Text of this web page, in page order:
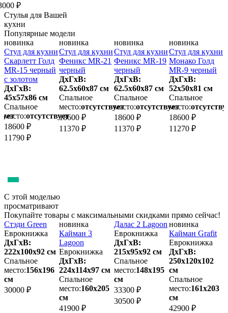
₽
Стулья для Вашей
кухни
Популярные модели
новинка
Стул для кухни
Скарлетт Голд
MR-15 черный
с золотом
ДхГхВ:
45х57x86 см
Спальное
место:отсутствует
18600 ₽
11790 ₽
новинка
Стул для кухни
Феникс MR-21
черный
ДхГхВ:
62.5х60x87 см
Спальное
место:отсутствует
18600 ₽
11370 ₽
новинка
Стул для кухни
Феникс MR-19
черный
ДхГхВ:
62.5х60x87 см
Спальное
место:отсутствует
18600 ₽
11370 ₽
новинка
Стул для кухни
Монако Голд
MR-9 черный
ДхГхВ:
52х50x81 см
Спальное
место:
18600 ₽
11270 ₽
С этой моделью
просматривают
Покупайте товары с максимальными скидками прямо сейчас!
Стэди Green
Еврокнижка
ДхГхВ:
222х100x92 см
Спальное
место:156х196
см
30000 ₽
новинка
Кайман 3
Lagoon
Еврокнижка
ДхГхВ:
224х114x97 см
Спальное
место:160х205
см
41900 ₽
Далас 2 Lagoon
Еврокнижка
ДхГхВ:
215х95x92 см
Спальное
место:148х195
см
33300 ₽
30500 ₽
новинка
Кайман Grafit
Еврокнижка
ДхГхВ:
250х120x102
см
Спальное
место:161х203
см
42900 ₽